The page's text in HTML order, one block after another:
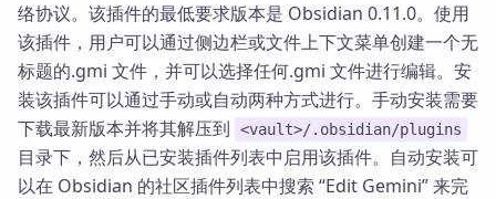
络协议。该插件的最低要求版本是 Obsidian 0.11.0。使用
该插件，用户可以通过侧边栏或文件上下文菜单创建一个无
标题的.gmi 文件，并可以选择任何.gmi 文件进行编辑。安
装该插件可以通过手动或自动两种方式进行。手动安装需要
下载最新版本并将其解压到
<vault>/.obsidian/plugins
目录下，然后从已安装插件列表中启用该插件。自动安装可
以在 Obsidian 的社区插件列表中搜索 “Edit Gemini” 来完